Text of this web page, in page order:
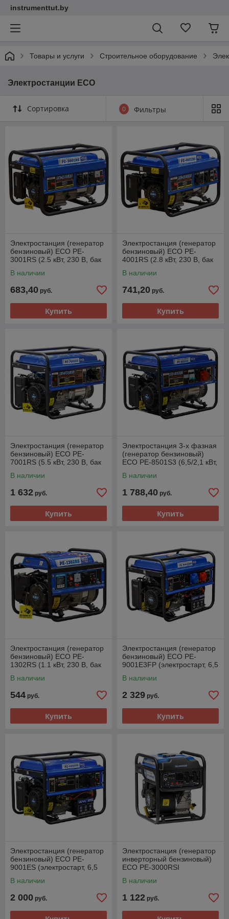
instrumenttut.by
Товары и услуги Строительное оборудование
Электростанции ECO
Сортировка 0 Фильтры
Электростанция (генератор
бензиновый) ECO PE-
3001RS (2.5 кВт, 230 В, бак
В наличии
683,40 руб.
Купить
Электростанция (генератор
бензиновый) ECO PE-
4001RS (2.8 кВт, 230 В, бак
В наличии
741,20 руб.
Купить
Электростанция (генератор
бензиновый) ECO PE-
7001RS (5.5 кВт, 230 В, бак
В наличии
1 632 руб.
Купить
Электростанция 3-х фазная
(генератор бензиновый)
ECO PE-8501S3 (6,5/2,1 кВт,
74.1
В наличии
1 788,40 руб.
Купить
Электростанция (генератор
бензиновый) ECO PE-
1302RS (1.1 кВт, 230 В, бак
В наличии
544 руб.
Купить
Электростанция (генератор
бензиновый) ECO PE-
9001E3FP (электростарт, 6,5
вес 82
В наличии
2 329 руб.
Купить
Электростанция (генератор
бензиновый) ECO PE-
9001ES (электростарт, 6,5
25.0 л,
В наличии
2 000 руб.
Электростанция (генератор
инверторный бензиновый)
ECO PE-3000RSI
В, бак 7.0 л, вес
В наличии
1 122 руб.